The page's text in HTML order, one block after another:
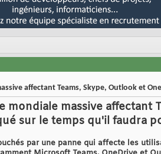
affectant Teams, Skype, Outlook et
massive affectant
sur le temps qu'il faudra
par une panne qui affecte les